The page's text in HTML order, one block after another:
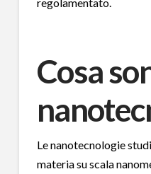
Cosa
Le nanotecnologie
materia su scala